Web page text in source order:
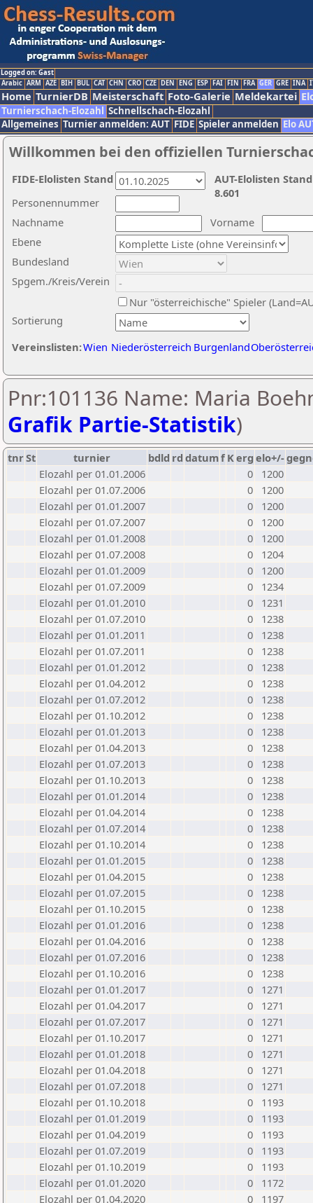
Logged on: Gast
Arabic ARM AZE BIH BUL CAT CHN CRO CZE DEN ENG ESP FAI FIN FRA GER GRE INA
Home TurnierDB Meisterschaft Foto-Galerie Meldekartei
Turnierschach-Elozahl Schnellschach-Elozahl
Allgemeines Turnier anmelden: AUT FIDE Spieler anmelden Elo
Willkommen bei den offiziellen
Nachname
Vorname
Ebene
Sortierung
Personennummer
Bundesland
Spgem./Kreis/Verein
Nur "österreichische" Spieler
Vereinslisten:Wien Niederösterreich Burgenland
AUT-Elolisten
8.601
FIDE-Elolisten Stand
Pnr:101136 Name: Maria
Grafik Partie-Statistik)
tnrSt turnier bdld rd datumf Kerg elo+/-
Elozahl per 01.01.2006
0
1200
Elozahl per 01.07.2006
0
1200
Elozahl per 01.01.2007
0
1200
Elozahl per 01.07.2007
0
1200
Elozahl per 01.01.2008
0
1200
Elozahl per 01.07.2008
0
1204
Elozahl per 01.01.2009
0
1200
Elozahl per 01.07.2009
0
1234
Elozahl per 01.01.2010
0
1231
Elozahl per 01.07.2010
0
1238
Elozahl per 01.01.2011
0
1238
Elozahl per 01.07.2011
0
1238
Elozahl per 01.01.2012
0
1238
Elozahl per 01.04.2012
0
1238
Elozahl per 01.07.2012
0
1238
Elozahl per 01.10.2012
0
1238
Elozahl per 01.01.2013
0
1238
Elozahl per 01.04.2013
0
1238
Elozahl per 01.07.2013
0
1238
Elozahl per 01.10.2013
0
1238
Elozahl per 01.01.2014
0
1238
Elozahl per 01.04.2014
0
1238
Elozahl per 01.07.2014
0
1238
Elozahl per 01.10.2014
0
1238
Elozahl per 01.01.2015
0
1238
Elozahl per 01.04.2015
0
1238
Elozahl per 01.07.2015
0
1238
Elozahl per 01.10.2015
0
1238
Elozahl per 01.01.2016
0
1238
Elozahl per 01.04.2016
0
1238
Elozahl per 01.07.2016
0
1238
Elozahl per 01.10.2016
0
1238
Elozahl per 01.01.2017
0
1271
Elozahl per 01.04.2017
0
1271
Elozahl per 01.07.2017
0
1271
Elozahl per 01.10.2017
0
1271
Elozahl per 01.01.2018
0
1271
Elozahl per 01.04.2018
0
1271
Elozahl per 01.07.2018
0
1271
Elozahl per 01.10.2018
0
1193
Elozahl per 01.01.2019
0
1193
Elozahl per 01.04.2019
0
1193
Elozahl per 01.07.2019
0
1193
Elozahl per 01.10.2019
0
1193
Elozahl per 01.01.2020
0
1172
Elozahl per 01.04.2020
0
1197